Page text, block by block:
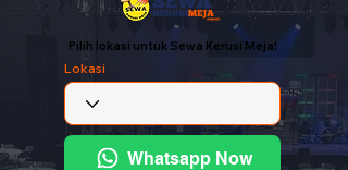
Pilih lokasi untuk Sewa Kerusi Meja!
Lokasi
Whatsapp Now